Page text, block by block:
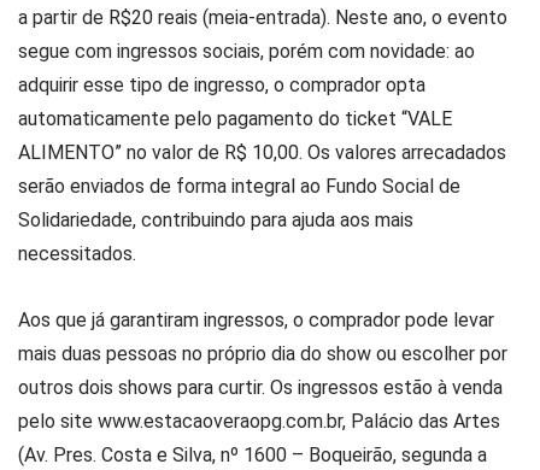
a partir de R$20 reais (meia-entrada). Neste ano, o evento
segue com ingressos sociais, porém com novidade: ao
adquirir esse tipo de ingresso, o comprador opta
automaticamente pelo pagamento do ticket “VALE
ALIMENTO” no valor de R$ 10,00. Os valores arrecadados
serão enviados de forma integral ao Fundo Social de
Solidariedade, contribuindo para ajuda aos mais
necessitados.
Aos que já garantiram ingressos, o comprador pode levar
mais duas pessoas no próprio dia do show ou escolher por
outros dois shows para curtir. Os ingressos estão à venda
pelo site www.estacaoveraopg.com.br, Palácio das Artes
(Av. Pres. Costa e Silva, nº 1600 – Boqueirão, segunda a